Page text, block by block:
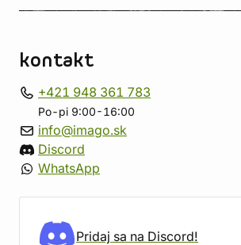
kontakt
+421 948 361 783
Po-pi 9:00-16:00
info@imago.sk
Discord
WhatsApp
Pridaj sa na Discord!